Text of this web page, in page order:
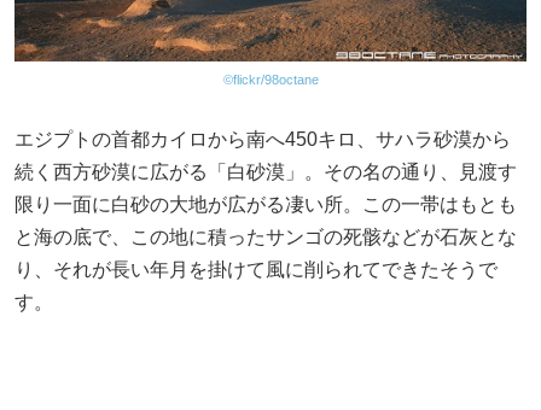
©flickr/98octane
エジプトの首都カイロから南へ450キロ、サハラ砂漠から
続く西方砂漠に広がる「白砂漠」。その名の通り、見渡す
限り一面に白砂の大地が広がる凄い所。この一帯はもとも
と海の底で、この地に積ったサンゴの死骸などが石灰とな
り、それが長い年月を掛けて風に削られてできたそうで
す。